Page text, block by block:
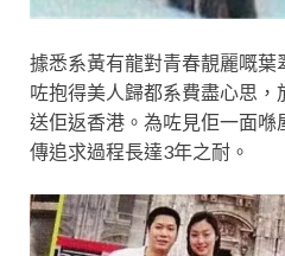
據悉系黃有龍對青春靚麗嘅葉
咗抱得美人歸都系費盡心思
送佢返香港。為咗見佢一面喺
傳追求過程長達3年之耐。